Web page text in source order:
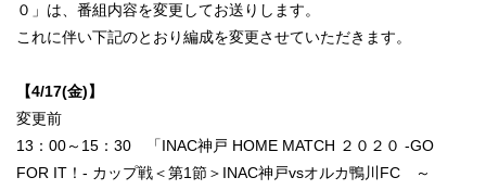
０」は、番組内容を変更してお送りします。
これに伴い下記のとおり編成を変更させていただきます。
【4/17(金)】
変更前
13：00～15：30 「INAC神戸 HOME MATCH ２０２０ -GO
FOR IT！- カップ戦＜第1節＞INAC神戸vsオルカ鴨川FC ～